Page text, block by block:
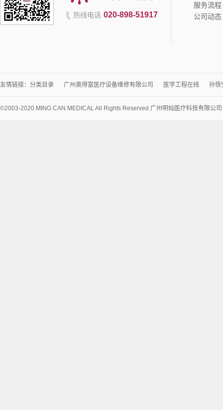
热线电话 020-898-51917
服务流程
公司动态
友情链接： 分类目录 广州奥得富医疗设备维修有限公司 医学工程在线 孙悟
©2003-2020 MING CAN MEDICAL All Rights Reserved 广州明灿医疗科技有限公司